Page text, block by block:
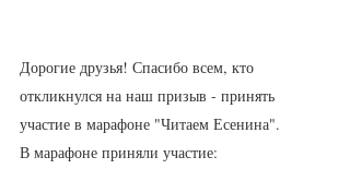
Дорогие друзья! Спасибо всем, кто
откликнулся на наш призыв - принять
участие в марафоне "Читаем Есенина".
В марафоне приняли участие: